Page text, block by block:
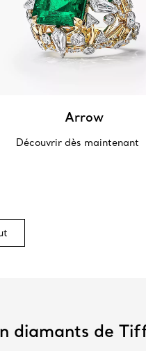
Arrow
Découvrir dès maintenant
diamants de